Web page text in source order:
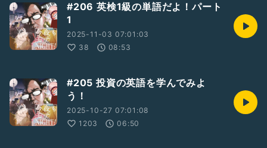
#206 英検1級の単語だよ！パート
1
2025-11-03 07:01:03
38
08:53
#205 投資の英語を学んでみよ
う！
2025-10-27 07:01:08
1203
06:50